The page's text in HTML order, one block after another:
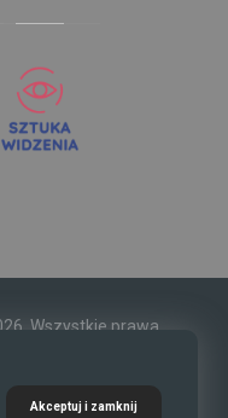
Wszystkie prawa
Akceptuj i zamknij